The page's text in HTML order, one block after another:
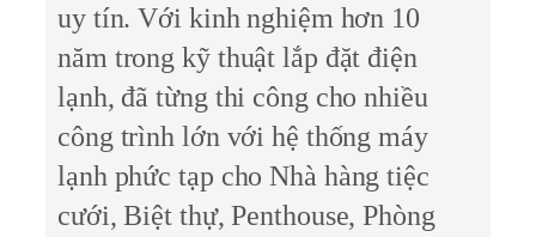
uy tín. Với kinh nghiệm hơn 10
năm trong kỹ thuật lắp đặt điện
lạnh, đã từng thi công cho nhiều
công trình lớn với hệ thống máy
lạnh phức tạp cho Nhà hàng tiệc
cưới, Biệt thự, Penthouse, Phòng